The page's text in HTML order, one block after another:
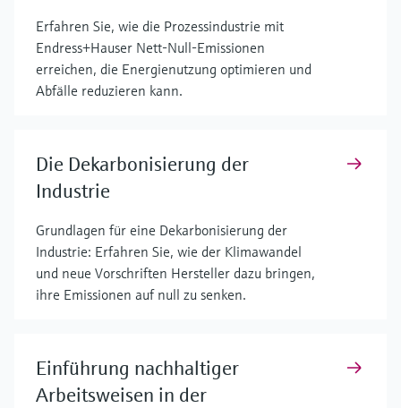
Erfahren Sie, wie die Prozessindustrie mit
Endress+Hauser Nett-Null-Emissionen
erreichen, die Energienutzung optimieren und
Abfälle reduzieren kann.
Die Dekarbonisierung der
Industrie
Grundlagen für eine Dekarbonisierung der
Industrie: Erfahren Sie, wie der Klimawandel
und neue Vorschriften Hersteller dazu bringen,
ihre Emissionen auf null zu senken.
Einführung nachhaltiger
Arbeitsweisen in der